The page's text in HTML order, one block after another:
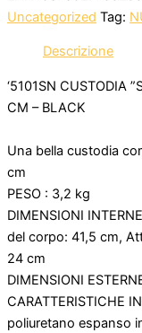
Uncategorized Tag:
Descrizione
‘5101SN CUSTODIA
CM – BLACK
Una bella custodia
cm
PESO : 3,2 kg
DIMENSIONI
del corpo: 41,5 cm,
24 cm
DIMENSIONI
CARATTERISTICHE
poliuretano espanso